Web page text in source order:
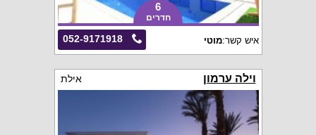
6
חדרים
052-9171918 איש קשר:מוטי
וילה ערמון אילת